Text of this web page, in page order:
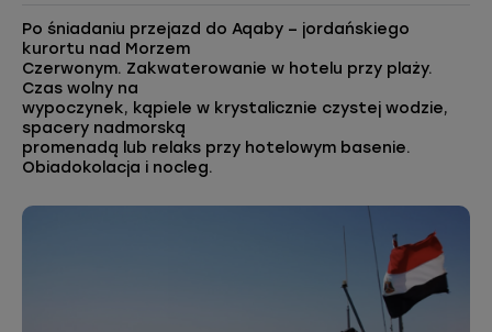
Po śniadaniu przejazd do Aqaby – jordańskiego
kurortu nad Morzem
Czerwonym. Zakwaterowanie w hotelu przy plaży.
Czas wolny na
wypoczynek, kąpiele w krystalicznie czystej wodzie,
spacery nadmorską
promenadą lub relaks przy hotelowym basenie.
Obiadokolacja i nocleg.